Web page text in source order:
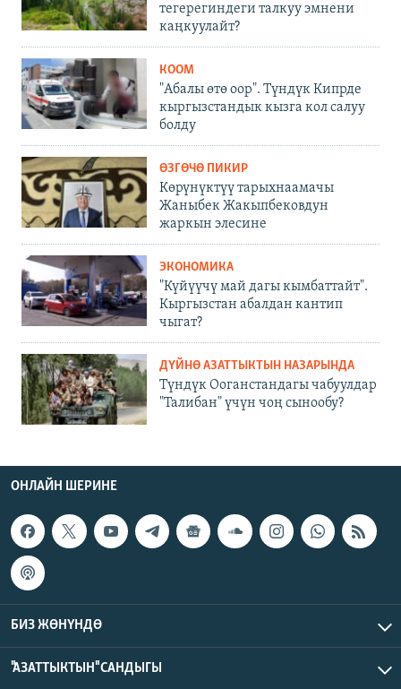
тегерегиндеги талкуу эмнени
каңкуулайт?
КООМ
"Абалы өтө оор". Түндүк Кипрде
кыргызстандык кызга кол салуу
болду
ӨЗГӨЧӨ ПИКИР
Көрүнүктүү тарыхнаамачы
Жаныбек Жакыпбековдун
жаркын элесине
ЭКОНОМИКА
"Күйүүчү май дагы кымбаттайт".
Кыргызстан абалдан кантип
чыгат?
ДҮЙНӨ АЗАТТЫКТЫН НАЗАРЫНДА
Түндүк Ооганстандагы чабуулдар
"Талибан" үчүн чоң сынообу?
ОНЛАЙН ШЕРИНЕ
БИЗ ЖӨНҮНДӨ
"АЗАТТЫКТЫН" САНДЫГЫ